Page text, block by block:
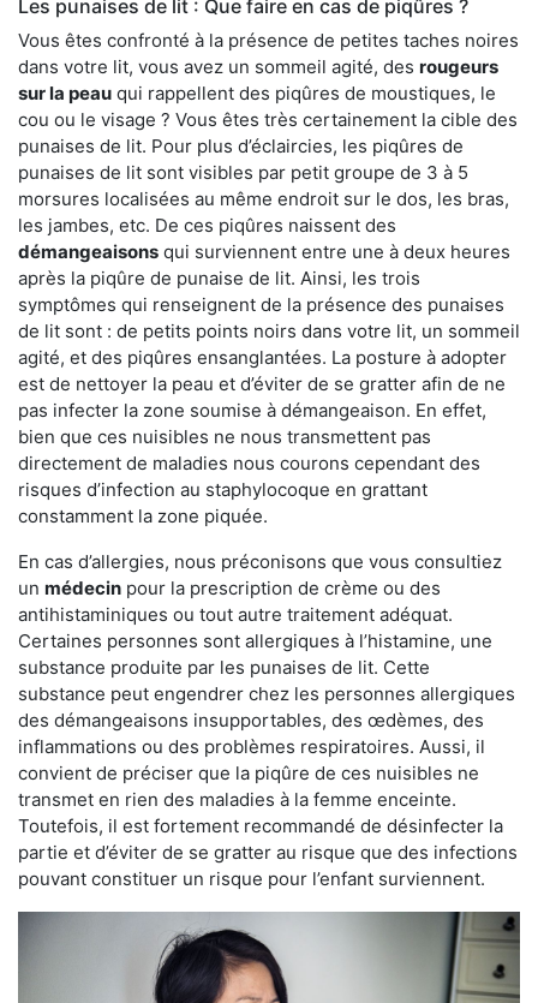
Les punaises de lit : Que faire en cas de piqûres ?
Vous êtes confronté à la présence de petites taches noires
dans votre lit, vous avez un sommeil agité, des rougeurs
sur la peau qui rappellent des piqûres de moustiques, le
cou ou le visage ? Vous êtes très certainement la cible des
punaises de lit. Pour plus d’éclaircies, les piqûres de
punaises de lit sont visibles par petit groupe de 3 à 5
morsures localisées au même endroit sur le dos, les bras,
les jambes, etc. De ces piqûres naissent des
démangeaisons qui surviennent entre une à deux heures
après la piqûre de punaise de lit. Ainsi, les trois
symptômes qui renseignent de la présence des punaises
de lit sont : de petits points noirs dans votre lit, un sommeil
agité, et des piqûres ensanglantées. La posture à adopter
est de nettoyer la peau et d’éviter de se gratter afin de ne
pas infecter la zone soumise à démangeaison. En effet,
bien que ces nuisibles ne nous transmettent pas
directement de maladies nous courons cependant des
risques d’infection au staphylocoque en grattant
constamment la zone piquée.
En cas d’allergies, nous préconisons que vous consultiez
un médecin pour la prescription de crème ou des
antihistaminiques ou tout autre traitement adéquat.
Certaines personnes sont allergiques à l’histamine, une
substance produite par les punaises de lit. Cette
substance peut engendrer chez les personnes allergiques
des démangeaisons insupportables, des œdèmes, des
inflammations ou des problèmes respiratoires. Aussi, il
convient de préciser que la piqûre de ces nuisibles ne
transmet en rien des maladies à la femme enceinte.
Toutefois, il est fortement recommandé de désinfecter la
partie et d’éviter de se gratter au risque que des infections
pouvant constituer un risque pour l’enfant surviennent.